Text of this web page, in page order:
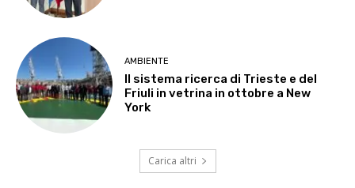
AMBIENTE
Il sistema ricerca di Trieste e del
Friuli in vetrina in ottobre a New
York
Carica altri